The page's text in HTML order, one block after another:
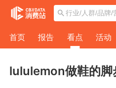
首页 报告 看点 活动
lululemon做鞋的脚